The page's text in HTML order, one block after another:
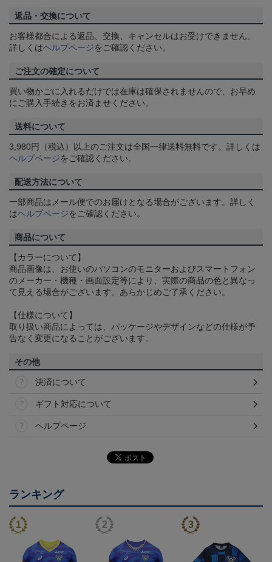
返品・交換について
お客様都合による返品、交換、キャンセルはお受けできません。
詳しくはヘルプページをご確認ください。
ご注文の確定について
買い物かごに入れるだけでは在庫は確保されませんので、お早め
にご購入手続きをお済ませください。
送料について
3,980円（税込）以上のご注文は全国一律送料無料です。詳しくは
ヘルプページをご確認ください。
配送方法について
一部商品はメール便でのお届けとなる場合がございます。詳しく
はヘルプページをご確認ください。
商品について
【カラーについて】
商品画像は、お使いのパソコンのモニターおよびスマートフォン
のメーカー・機種・画面設定等により、実際の商品の色と異なっ
て見える場合がございます。あらかじめご了承ください。
【仕様について】
取り扱い商品によっては、パッケージやデザインなどの仕様が予
告なく変更になることがございます。
その他
決済について
ギフト対応について
ヘルプページ
ランキング